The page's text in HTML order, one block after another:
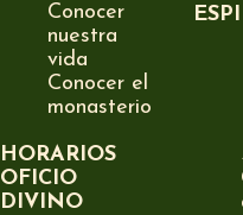
Conocer
nuestra
vida
Conocer el
monasterio
HORARIOS
OFICIO
DIVINO